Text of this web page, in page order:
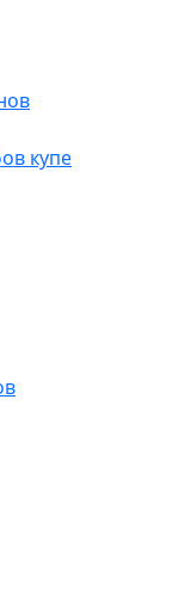
купе